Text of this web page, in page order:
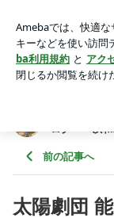
オフィシャルブロ
アプリをダウン
ょう。
ログ 『以和
前の記事へ
太陽劇団